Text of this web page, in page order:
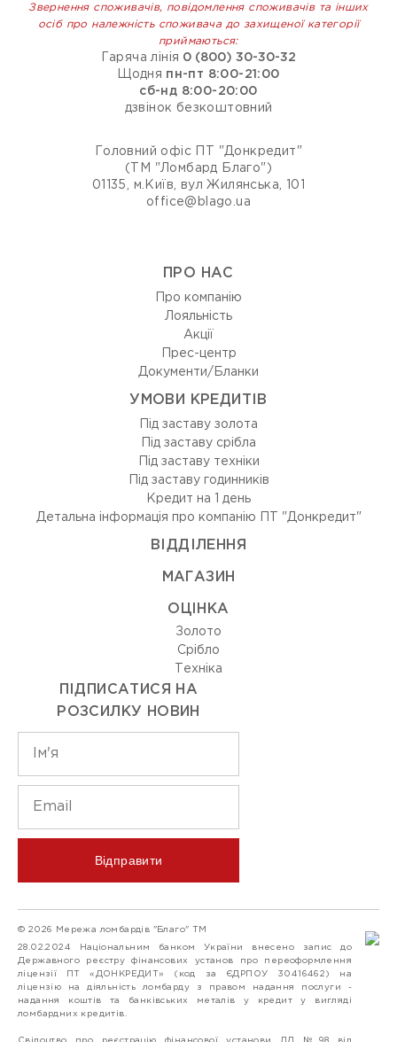
Звернення споживачів, повідомлення споживачів та інших
осіб про належність споживача до захищеної категорії
приймаються:
Гаряча лінія 0 (800) 30-30-32
Щодня пн-пт 8:00-21:00
сб-нд 8:00-20:00
дзвінок безкоштовний
Головний офіс ПТ "Донкредит"
(ТМ "Ломбард Благо")
01135, м.Київ, вул Жилянська, 101
office@blago.ua
ПРО НАС
Про компанію
Лояльність
Акції
Прес-центр
Документи/Бланки
УМОВИ КРЕДИТІВ
Під заставу золота
Під заставу срібла
Під заставу техніки
Під заставу годинників
Кредит на 1 день
Детальна інформація про компанію ПТ "Донкредит"
ВIДДIЛЕННЯ
МАГАЗИН
ОЦIНКА
Золото
Срiбло
Технiка
ПІДПИСАТИСЯ НА
РОЗСИЛКУ НОВИН
Відправити
© 2026 Мережа ломбардів "Благо" ТМ
28.02.2024 Національним банком України внесено запис до
Державного реєстру фінансових установ про переоформлення
ліцензії ПТ «ДОНКРЕДИТ» (код за ЄДРПОУ 30416462) на
ліцензію на діяльність ломбарду з правом надання послуги -
надання коштів та банківських металів у кредит у вигляді
ломбардних кредитів.
Свідоцтво про реєстрацію фінансової установи ЛД №98 від